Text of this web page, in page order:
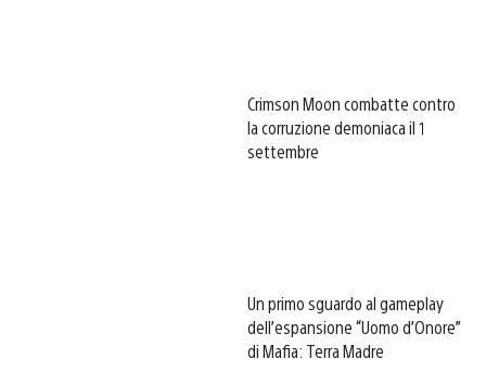
Crimson Moon combatte contro
la corruzione demoniaca il 1
settembre
Un primo sguardo al gameplay
dell’espansione “Uomo d’Onore”
di Mafia: Terra Madre